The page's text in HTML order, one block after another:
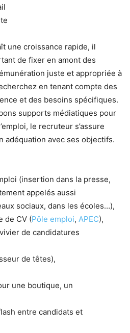
une croissance rapide, il
de fixer en amont des
juste et appropriée à
en tenant compte des
et des besoins spécifiques.
supports médiatiques pour
le recruteur s’assure
adéquation avec ses objectifs.
(insertion dans la presse,
appelés aussi
sociaux, dans les écoles…),
de CV (Pôle emploi, APEC),
de candidatures
de têtes),
une boutique, un
entre candidats et